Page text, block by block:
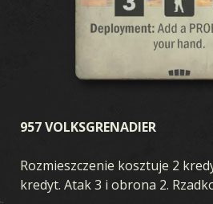
957 VOLKSGRENADIER
Rozmieszczenie kosztuje 2
kredyt. Atak 3 i obrona 2.